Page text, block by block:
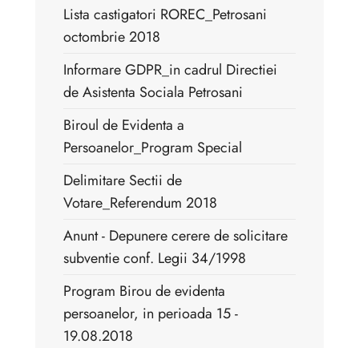
Lista castigatori ROREC_Petrosani
octombrie 2018
Informare GDPR_in cadrul Directiei
de Asistenta Sociala Petrosani
Biroul de Evidenta a
Persoanelor_Program Special
Delimitare Sectii de
Votare_Referendum 2018
Anunt - Depunere cerere de solicitare
subventie conf. Legii 34/1998
Program Birou de evidenta
persoanelor, in perioada 15 -
19.08.2018